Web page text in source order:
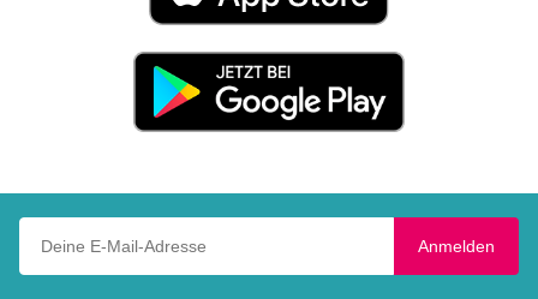
App
Jetzt
Google
Anmelden